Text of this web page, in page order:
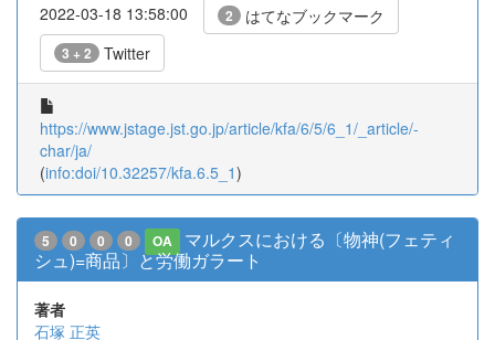
2022-03-18 13:58:00 2 はてなブックマーク
3 + 2 Twitter
https://www.jstage.jst.go.jp/article/kfa/6/5/6_1/_article/-
char/ja/
(info:doi/10.32257/kfa.6.5_1)
5 0 0 0 OA
マルクスにおける〔物神(フェティ
シュ)=商品〕と労働ガラート
著者
石塚 正英